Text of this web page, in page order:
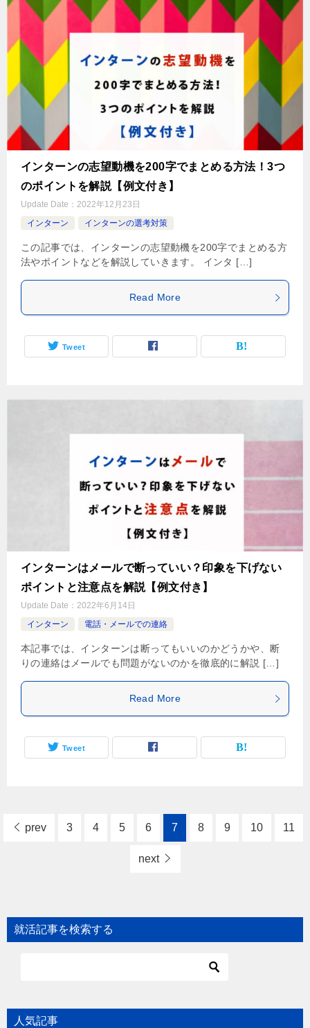
インターンの志望動機を200字でまとめる方法！3つ
のポイントを解説【例文付き】
Update Date： 2022年12月23日
インターン
インターンの選考対策
この記事では、インターンの志望動機を200字でまとめる方
法やポイントなどを解説していきます。 インタ […]
Read More
Tweet
インターンはメールで断っていい？印象を下げない
ポイントと注意点を解説【例文付き】
Update Date： 2022年6月14日
インターン
電話・メールでの連絡
本記事では、インターンは断ってもいいのかどうかや、断
りの連絡はメールでも問題がないのかを徹底的に解説 […]
Read More
Tweet
prev 3 4 5 6 7 8 9 10 11
next
就活記事を検索する
人気記事